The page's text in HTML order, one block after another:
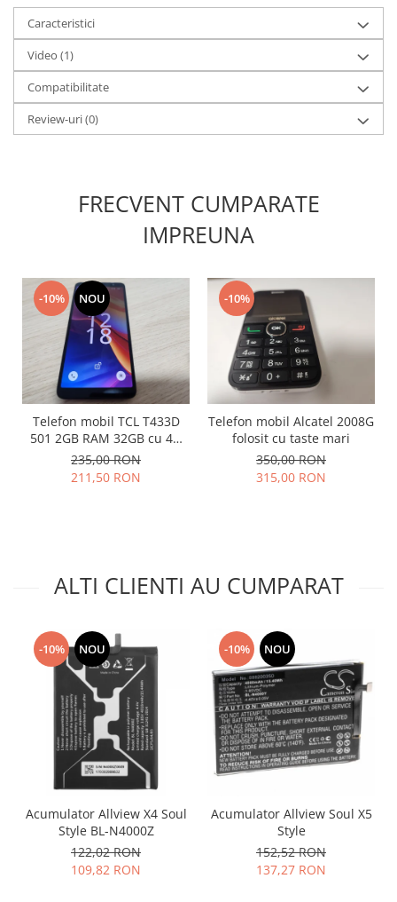
Nokia
Oppo
Samsung
Vodafone
Wiko
Mufa incarcare
Nokia
Samsung
Placi de baza
Placa de baza Allview
Alcatel
Asus
Allview
Allview
Vodafone
Xiaomi
Touchscreen
Caracteristici
Video (1)
Compatibilitate
Review-uri(0)
FRECVENT CUMPARATE
IMPREUNA
-10% NOU
Telefon mobil TCL T433D
501 2GB RAM 32GB cu 4G
impecabil
235,00 RON
211,50 RON
-10%
Telefon mobil Alcatel 2008G
folosit cu taste mari
350,00 RON
315,00 RON
ALTI CLIENTI AU CUMPARAT
-10% NOU
Acumulator Allview X4 Soul
Style BL-N4000Z
122,02 RON
109,82 RON
-10% NOU
Acumulator Allview Soul X5
Style
152,52 RON
137,27 RON